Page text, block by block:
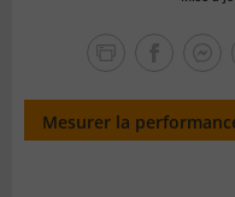
tous
Mesurer la